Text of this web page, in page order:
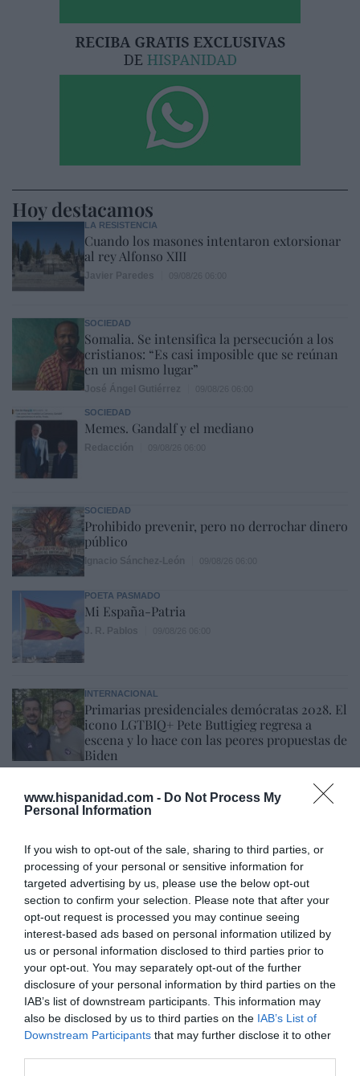
www.hispanidad.com - Do Not Process My
Personal Information
If you wish to opt-out of the sale, sharing to third parties, or
processing of your personal or sensitive information for
targeted advertising by us, please use the below opt-out
section to confirm your selection. Please note that after your
opt-out request is processed you may continue seeing
interest-based ads based on personal information utilized by
us or personal information disclosed to third parties prior to
your opt-out. You may separately opt-out of the further
disclosure of your personal information by third parties on the
IAB’s list of downstream participants. This information may
also be disclosed by us to third parties on the IAB’s List of
Downstream Participants that may further disclose it to other
Hoy destacamos
LA RESISTENCIA
Cuando los masones intentaron extorsionar
al rey Alfonso XIII
SOCIEDAD
Somalia. Se intensifica la persecución a los
cristianos: “Es casi imposible que se reúnan
en un mismo lugar”
SOCIEDAD
Memes. Gandalf y el mediano
SOCIEDAD
Prohibido prevenir, pero no derrochar dinero
público
POETA PASMADO
Mi España-Patria
INTERNACIONAL
Primarias presidenciales demócratas 2028. El
icono LGTBIQ+ Pete Buttigieg regresa a
escena y lo hace con las peores propuestas de
Biden
SOCIEDAD
Los cambios del Papa León XIV: lentos pero
Eulogio López 09/08/26 06:00
Marcelo Gullo: “El trabajo de desmitificar la
historia, de poner la verdadera, de
desmontar la falsificación, es un trabajo
cristiano"
por Hispanidad
Artículos anteriores